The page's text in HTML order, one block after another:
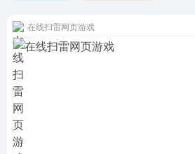
在线扫雷网页游戏